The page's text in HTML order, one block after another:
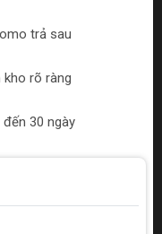
trả sau
kho rõ ràng
30 ngày